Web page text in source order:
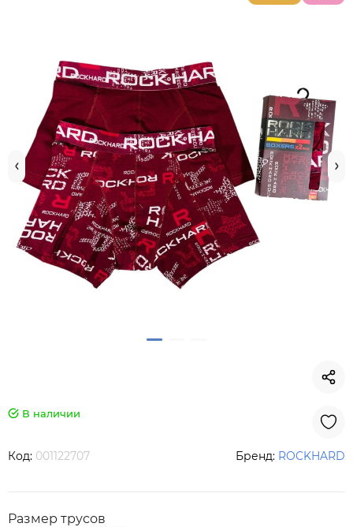
В наличии
Код: 001122707 Бренд: ROCKHARD
Размер трусов